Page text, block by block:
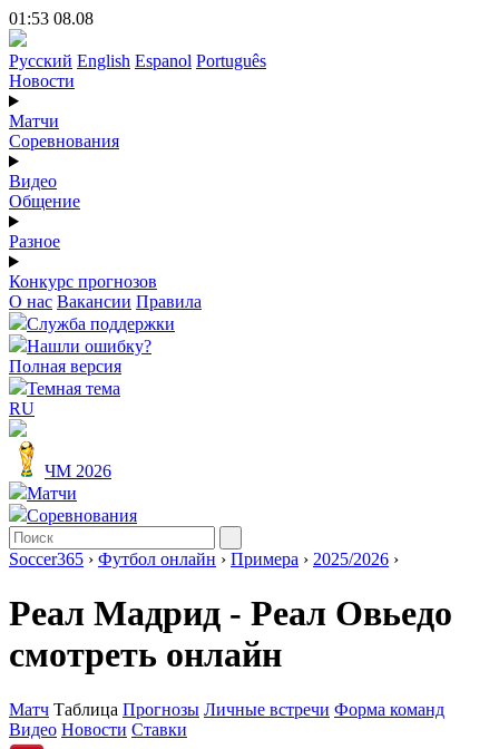
01:53 08.08
Русский English Espanol Português
Новости
Матчи
Соревнования
Видео
Общение
Разное
Конкурс прогнозов
О нас Вакансии Правила
Служба поддержки
Нашли ошибку?
Полная версия
Темная тема
RU
ЧМ 2026
Матчи
Соревнования
Soccer365 › Футбол онлайн › Примера › 2025/2026 ›
Реал Мадрид - Реал Овьедо
смотреть онлайн
Матч Таблица Прогнозы Личные встречи Форма команд
Видео Новости Ставки